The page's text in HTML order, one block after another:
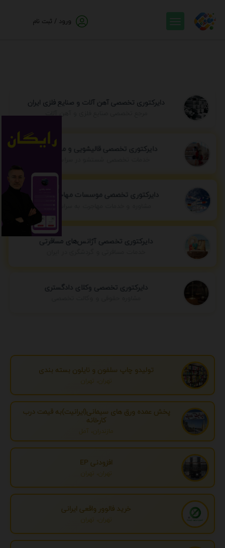
ورود / ثبت نام
دایرکتوری تخصصی آهن آلات و صنایع فلزی ایران
مرجع تخصصی صنایع فلزی و آهن آلات
دایرکتوری تخصصی قالیشویی و مبل شویی
دایرکتوری تخصصی موسسات مهاجرتی ایران
مشاوره و خدمات مهاجرت به سراسر جهان
دایرکتوری تخصصی آژانس‌های مسافرتی
دایرکتوری تخصصی وکلای دادگستری
تولیدو چاپ سلفون و نایلون بسته بندی
تهران، تهران
پخش عمده ورق های سیمانی(ایرانیت)به قیمت درب
کارخانه
مازندران، آمل
افزودنی EP
تهران، تهران
خرید فالوور واقعی ایرانی
تهران، تهران